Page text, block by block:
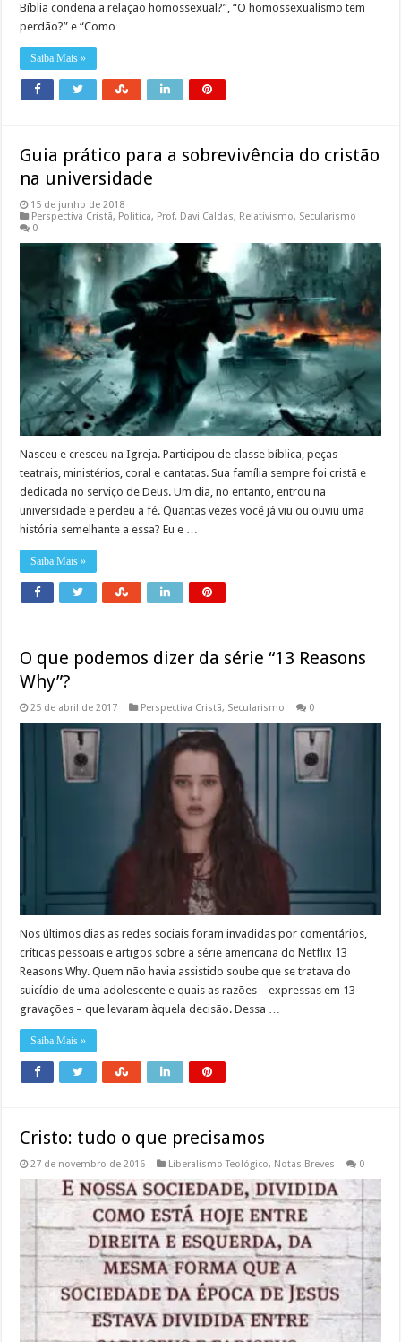
Bíblia condena a relação homossexual?”, “O homossexualismo tem
perdão?” e “Como …
Saiba Mais »
Guia prático para a sobrevivência do cristão
na universidade
15 de junho de 2018
Perspectiva Cristã, Politica, Prof. Davi Caldas, Relativismo, Secularismo
0
Nasceu e cresceu na Igreja. Participou de classe bíblica, peças
teatrais, ministérios, coral e cantatas. Sua família sempre foi cristã e
dedicada no serviço de Deus. Um dia, no entanto, entrou na
universidade e perdeu a fé. Quantas vezes você já viu ou ouviu uma
história semelhante a essa? Eu e …
Saiba Mais »
O que podemos dizer da série “13 Reasons
Why”?
25 de abril de 2017 Perspectiva Cristã, Secularismo 0
Nos últimos dias as redes sociais foram invadidas por comentários,
críticas pessoais e artigos sobre a série americana do Netflix 13
Reasons Why. Quem não havia assistido soube que se tratava do
suicídio de uma adolescente e quais as razões – expressas em 13
gravações – que levaram àquela decisão. Dessa …
Saiba Mais »
Cristo: tudo o que precisamos
27 de novembro de 2016 Liberalismo Teológico, Notas Breves 0